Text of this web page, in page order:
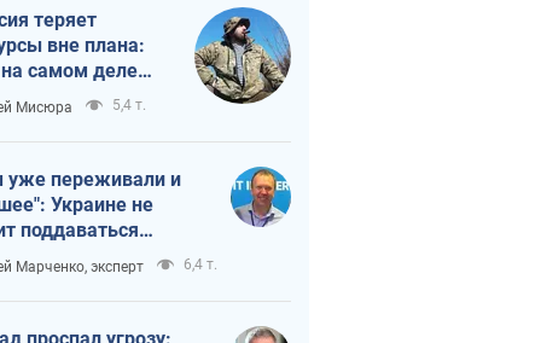
теряет
вне плана:
на самом деле
темп войны
Мисюра 5,4 т.
переживали и
Украине не
поддаваться
из-за
террора
Марченко, эксперт 6,4 т.